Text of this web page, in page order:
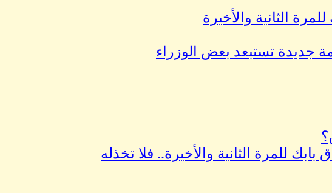
الثانية والأخيرة
تستبعد بعض الوزراء
للمرة الثانية والأخيرة.. فلا تخذله